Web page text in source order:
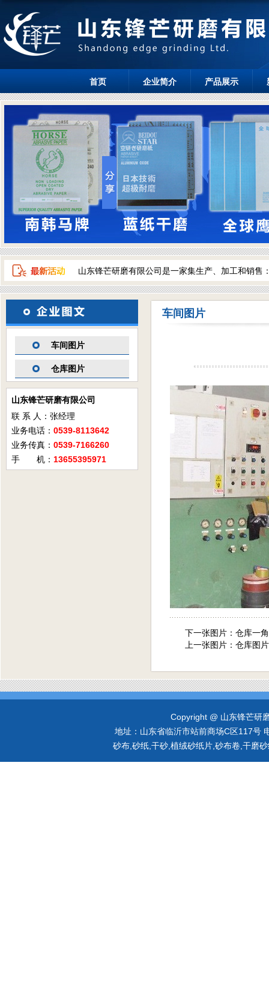
首页 企业简介 产品展示
山东锋芒研磨有限公司是一家集生产、加工和销
车间图片
仓库图片
山东锋芒研磨有限公司
联 系 人：张经理
业务电话： 0539-8113642
业务传真： 0539-7166260
手 机： 13655395971
车间图片
下一张图片： 仓库一角
上一张图片： 仓库图片
Copyright @ 山东锋芒研
地址：山东省临沂市站前商场C区117号
砂布,砂纸,干砂,植绒砂纸片,砂布卷,干磨